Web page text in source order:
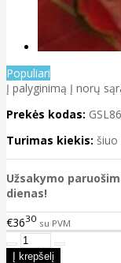
Populiari
Į palyginimą Į norų
Prekės kodas: GSL86
Turimas kiekis: šiuo
Užsakymo
dienas!
€3630 su PVM